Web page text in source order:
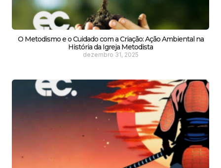
O Metodismo e o Cuidado com a Criação: Ação Ambiental na
História da Igreja Metodista
dezembro 31, 2025